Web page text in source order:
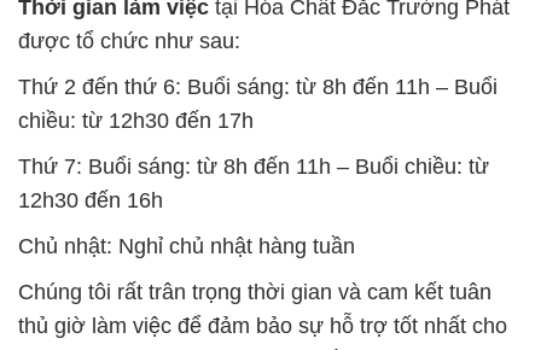
Thứ 7: Buổi sáng: từ 8h đến 11h – Buổi chiều: từ
12h30 đến 16h
Chủ nhật: Nghỉ chủ nhật hàng tuần
thủ giờ làm việc để đảm bảo sự hỗ trợ tốt nhất cho
khách hàng và đảm bảo hiệu suất công việc cao
nhất của nhân viên.
BẢN ĐỒ MAP TẠI CÔNG TY HÓA CHẤT ĐẮC
TRƯỜNG PHÁT